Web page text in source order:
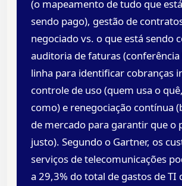
(o mapeamento de tudo que
sendo pago), gestão de
negociado vs. o que está sendo
auditoria de faturas (conferência
linha para identificar cobranças
controle de uso (quem usa o
como) e renegociação contínua
de mercado para garantir que o
justo). Segundo o Gartner, os
serviços de telecomunicações
a 29,3% do total de gastos de TI